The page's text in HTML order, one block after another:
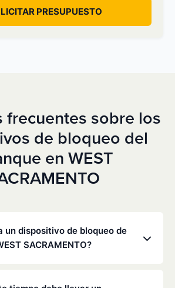
PRESUPUESTO
frecuentes sobre los
de bloqueo del
en WEST
un dispositivo de bloqueo de
SACRAMENTO?
Cost Interlock ofrece tarifas